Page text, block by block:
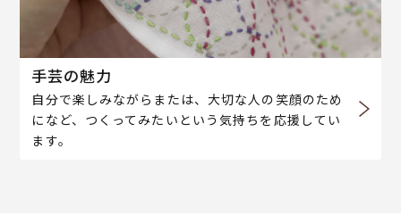
手芸の魅力
自分で楽しみながらまたは、大切な人の笑顔のため
になど、つくってみたいという気持ちを応援してい
ます。